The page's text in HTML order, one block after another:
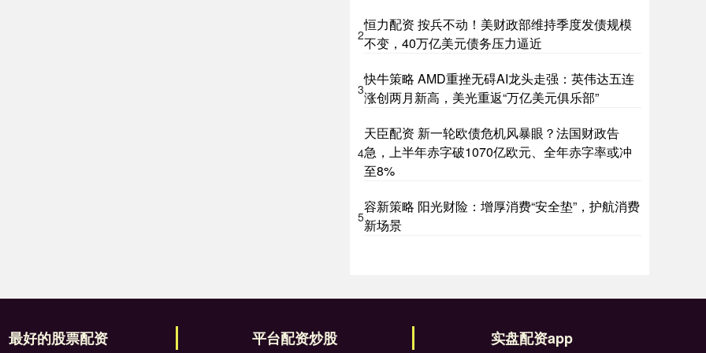
2
恒力配资 按兵不动！美财政部维持季度发债规模
不变，40万亿美元债务压力逼近
3
快牛策略 AMD重挫无碍AI龙头走强：英伟达五连
涨创两月新高，美光重返“万亿美元俱乐部”
4
天臣配资 新一轮欧债危机风暴眼？法国财政告
急，上半年赤字破1070亿欧元、全年赤字率或冲
至8%
5
容新策略 阳光财险：增厚消费“安全垫”，护航消费
新场景
最好的股票配资 平台配资炒股 实盘配资app